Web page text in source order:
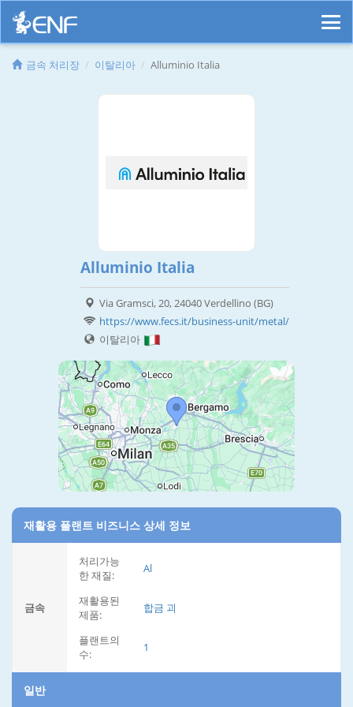
금속 처리장 이탈리아 Alluminio Italia
Alluminio Italia
Via Gramsci, 20, 24040 Verdellino (BG)
https://www.fecs.it/business-unit/metal/
이탈리아
재활용 플랜트 비즈니스 상세 정보
금속
처리가능
한 재질:
Al
재활용된
제품:
합금 괴
플랜트의
수:
1
일반